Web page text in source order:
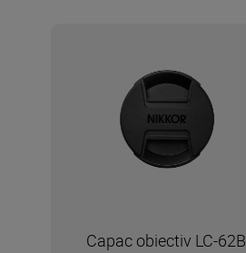
Capac obiectiv LC-62B